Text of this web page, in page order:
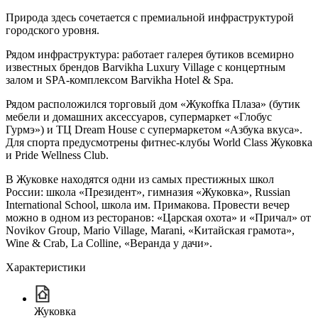
Природа здесь сочетается с премиальной инфраструктурой
городского уровня.
Рядом инфраструктура: работает галерея бутиков всемирно
известных брендов Barvikha Luxury Village с концертным
залом и SPA-комплексом Barvikha Hotel & Spa.
Рядом расположился торговый дом «Жукоffка Плаза» (бутик
мебели и домашних аксессуаров, супермаркет «Глобус
Гурмэ») и ТЦ Dream House с супермаркетом «Азбука вкуса».
Для спорта предусмотрены фитнес-клубы World Class Жуковка
и Pride Wellness Club.
В Жуковке находятся одни из самых престижных школ
России: школа «Президент», гимназия «Жуковка», Russian
International School, школа им. Примакова. Провести вечер
можно в одном из ресторанов: «Царская охота» и «Причал» от
Novikov Group, Mario Village, Marani, «Китайская грамота»,
Wine & Crab, La Colline, «Веранда у дачи».
Характеристики
Жуковка